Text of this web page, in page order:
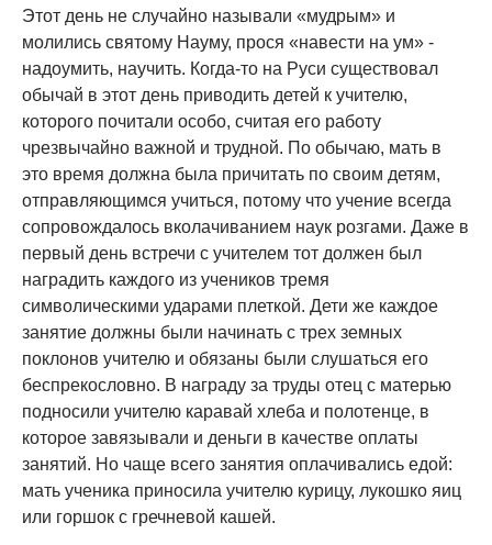
Этот день не случайно называли «мудрым» и
молились святому Науму, прося «навести на ум» -
надоумить, научить. Когда-то на Руси существовал
обычай в этот день приводить детей к учителю,
которого почитали особо, считая его работу
чрезвычайно важной и трудной. По обычаю, мать в
это время должна была причитать по своим детям,
отправляющимся учиться, потому что учение всегда
сопровождалось вколачиванием наук розгами. Даже в
первый день встречи с учителем тот должен был
наградить каждого из учеников тремя
символическими ударами плеткой. Дети же каждое
занятие должны были начинать с трех земных
поклонов учителю и обязаны были слушаться его
беспрекословно. В награду за труды отец с матерью
подносили учителю каравай хлеба и полотенце, в
которое завязывали и деньги в качестве оплаты
занятий. Но чаще всего занятия оплачивались едой:
мать ученика приносила учителю курицу, лукошко яиц
или горшок с гречневой кашей.